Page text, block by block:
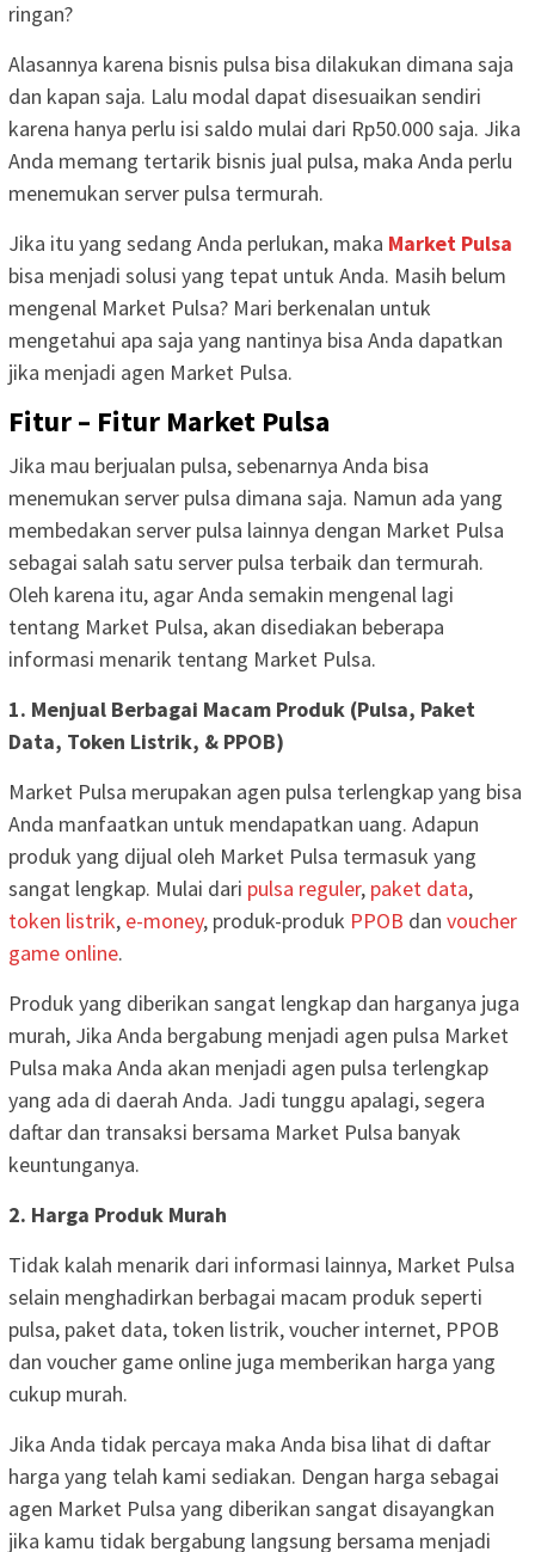
ringan?
Alasannya karena bisnis pulsa bisa dilakukan dimana saja
dan kapan saja. Lalu modal dapat disesuaikan sendiri
karena hanya perlu isi saldo mulai dari Rp50.000 saja. Jika
Anda memang tertarik bisnis jual pulsa, maka Anda perlu
menemukan server pulsa termurah.
Jika itu yang sedang Anda perlukan, maka Market Pulsa
bisa menjadi solusi yang tepat untuk Anda. Masih belum
mengenal Market Pulsa? Mari berkenalan untuk
mengetahui apa saja yang nantinya bisa Anda dapatkan
jika menjadi agen Market Pulsa.
Fitur – Fitur Market Pulsa
Jika mau berjualan pulsa, sebenarnya Anda bisa
menemukan server pulsa dimana saja. Namun ada yang
membedakan server pulsa lainnya dengan Market Pulsa
sebagai salah satu server pulsa terbaik dan termurah.
Oleh karena itu, agar Anda semakin mengenal lagi
tentang Market Pulsa, akan disediakan beberapa
informasi menarik tentang Market Pulsa.
1. Menjual Berbagai Macam Produk (Pulsa, Paket
Data, Token Listrik, & PPOB)
Market Pulsa merupakan agen pulsa terlengkap yang bisa
Anda manfaatkan untuk mendapatkan uang. Adapun
produk yang dijual oleh Market Pulsa termasuk yang
sangat lengkap. Mulai dari pulsa reguler, paket data,
token listrik, e-money, produk-produk PPOB dan voucher
game online.
Produk yang diberikan sangat lengkap dan harganya juga
murah, Jika Anda bergabung menjadi agen pulsa Market
Pulsa maka Anda akan menjadi agen pulsa terlengkap
yang ada di daerah Anda. Jadi tunggu apalagi, segera
daftar dan transaksi bersama Market Pulsa banyak
keuntunganya.
2. Harga Produk Murah
Tidak kalah menarik dari informasi lainnya, Market Pulsa
selain menghadirkan berbagai macam produk seperti
pulsa, paket data, token listrik, voucher internet, PPOB
dan voucher game online juga memberikan harga yang
cukup murah.
Jika Anda tidak percaya maka Anda bisa lihat di daftar
harga yang telah kami sediakan. Dengan harga sebagai
agen Market Pulsa yang diberikan sangat disayangkan
jika kamu tidak bergabung langsung bersama menjadi